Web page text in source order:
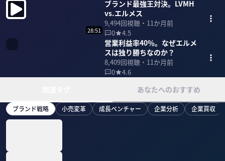
ブランド最強王対決。LVMH
vs.エルメス
9,494回視聴・ 11か月前
0
4.5
28:51
営業利益率40％。なぜエルメ
スは独り勝ちなのか？
8,409回視聴・ 11か月前
0
4.6
あなたへのおすすめ
ブランド戦略 小売変革 成長ベンチャー 企業分析 企業買収